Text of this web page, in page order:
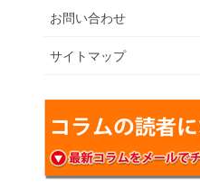
お問い合わせ
サイトマップ